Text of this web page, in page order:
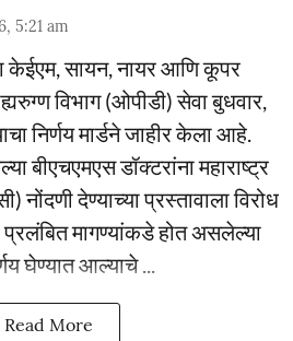
5:21 am
केईएम, सायन, नायर आणि कूपर
विभाग (ओपीडी) सेवा बुधवार,
निर्णय मार्डने जाहीर केला आहे.
बीएचएमएस डॉक्टरांना महाराष्ट्र
नोंदणी देण्याच्या प्रस्तावाला विरोध
प्रलंबित मागण्यांकडे होत असलेल्या
घेण्यात आल्याचे ...
Read More